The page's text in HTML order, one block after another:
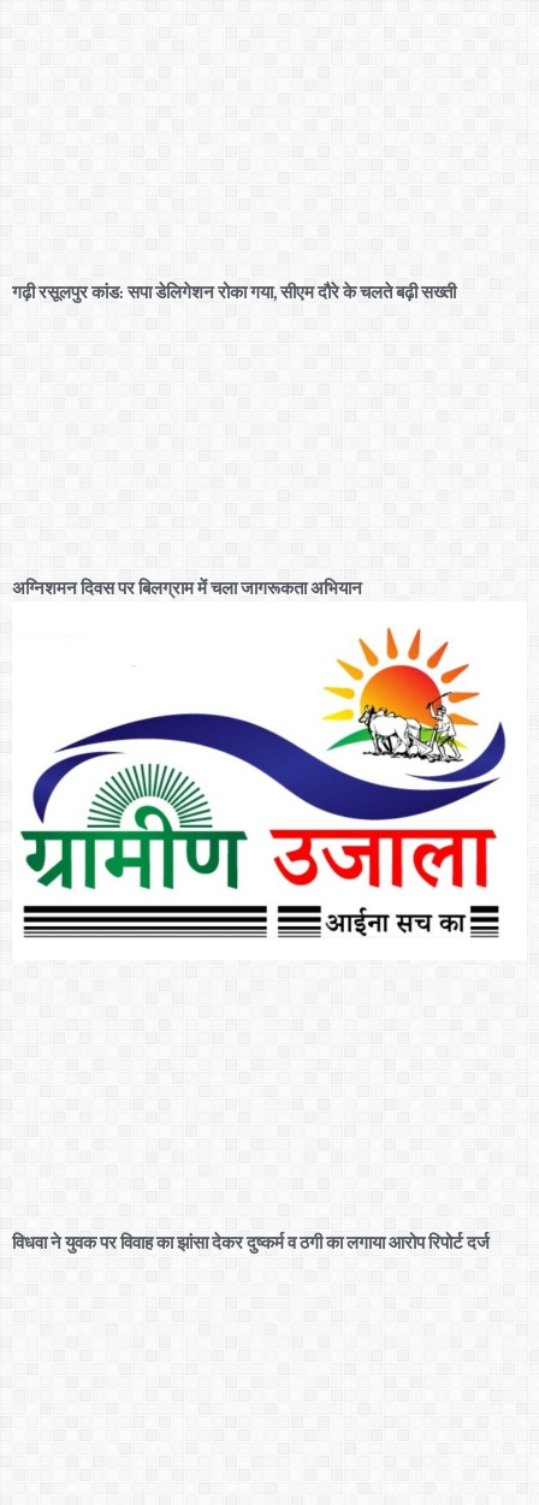
गढ़ी रसूलपुर कांड: सपा डेलिगेशन रोका गया, सीएम दौरे के चलते बढ़ी सख्ती
अग्निशमन दिवस पर बिलग्राम में चला जागरूकता अभियान
विधवा ने युवक पर विवाह का झांसा देकर दुष्कर्म व ठगी का लगाया आरोप रिपोर्ट दर्ज